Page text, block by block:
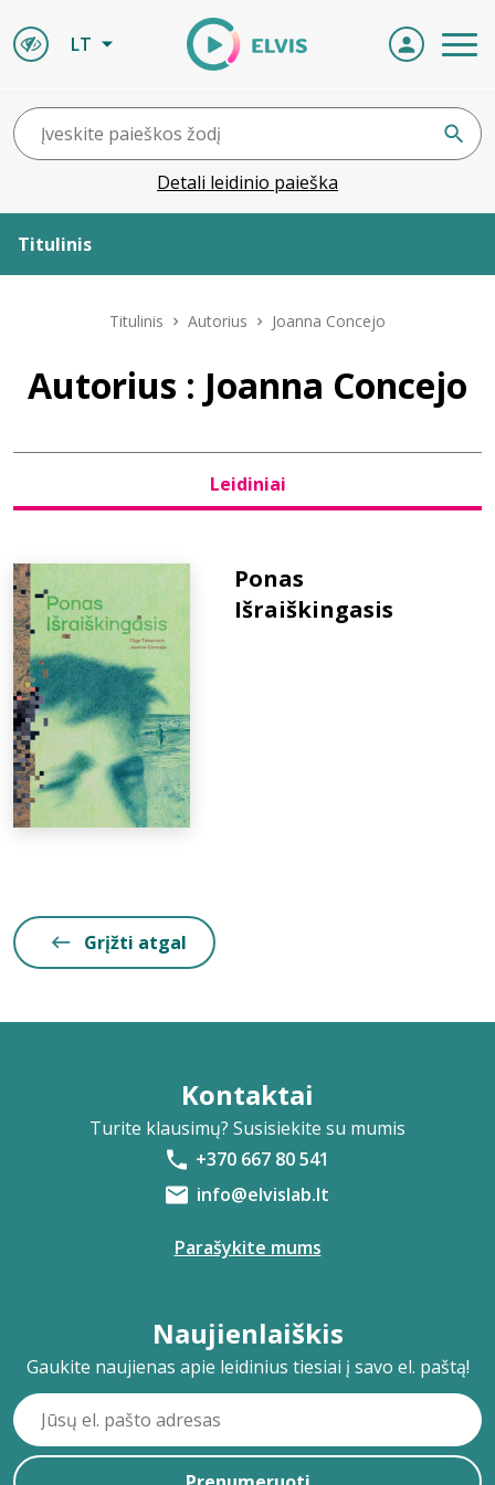
LT
Detali leidinio paieška
Titulinis
Leidiniai
D.U.K.
Titulinis Autorius Joanna Concejo
Autorius : Joanna Concejo
Leidiniai
Ponas
Išraiškingasis
Grįžti atgal
Kontaktai
Turite klausimų? Susisiekite su mumis
+370 667 80 541
info@elvislab.lt
Parašykite mums
Naujienlaiškis
Gaukite naujienas apie leidinius tiesiai į savo el. paštą!